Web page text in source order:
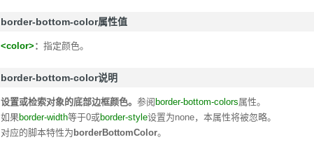
border-bottom-color属性值
<color> ： 指定颜色。
border-bottom-color说明
设置或检索对象的底部边框颜色。 参阅 border-bottom-colors属性。
如果border-width等于0或border-style设置为none，本属性将被忽略。
对应的脚本特性为 borderBottomColor。